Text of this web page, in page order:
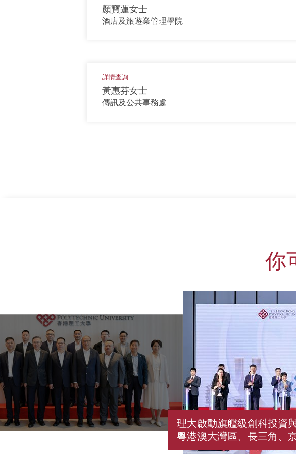
顏寶蓮女士
酒店及旅遊業管理學院
詳情查詢
黃惠芬女士
傳訊及公共事務處
你
理大啟動旗艦級創科投資
粵港澳大灣區、長三角、